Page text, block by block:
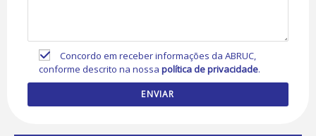
Concordo em receber informações da ABRUC,
conforme descrito na nossapolítica de privacidade.